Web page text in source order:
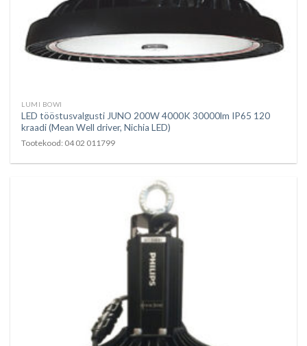
LUMI BOWI
LED tööstusvalgusti JUNO 200W 4000K 30000lm IP65 120
kraadi (Mean Well driver, Nichia LED)
Tootekood: 04 02 011799